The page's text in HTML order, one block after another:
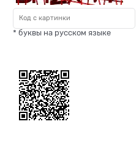
* буквы на русском языке